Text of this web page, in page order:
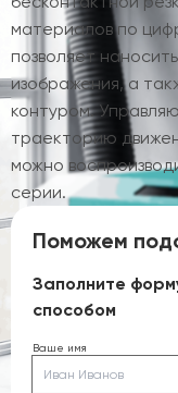
материалов по
позволяет
изображения, а
контуром.
траекторию
можно
серии.
Поможем
Заполните
способом
Ваше имя